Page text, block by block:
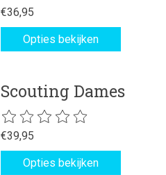
€36,95
Opties bekijken
Scouting Dames
De beoordeling van dit product is
€39,95
Opties bekijken